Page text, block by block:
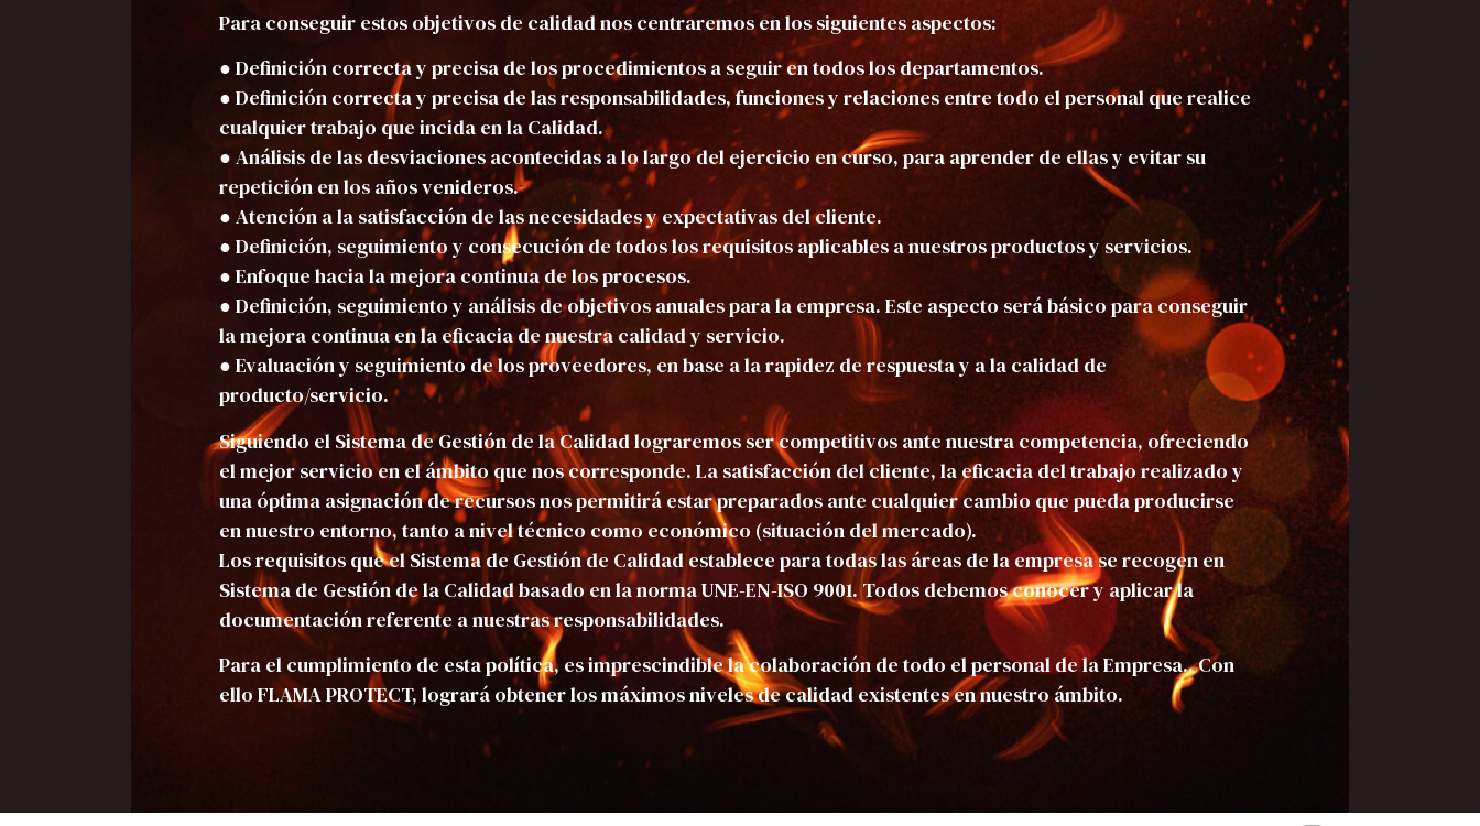
Para conseguir estos objetivos de calidad nos centraremos en los siguientes aspectos:
● Definición correcta y precisa de los procedimientos a seguir en todos los departamentos.
● Definición correcta y precisa de las responsabilidades, funciones y relaciones entre todo el personal que realice
cualquier trabajo que incida en la Calidad.
● Análisis de las desviaciones acontecidas a lo largo del ejercicio en curso, para aprender de ellas y evitar su
repetición en los años venideros.
● Atención a la satisfacción de las necesidades y expectativas del cliente.
● Definición, seguimiento y consecución de todos los requisitos aplicables a nuestros productos y servicios.
● Enfoque hacia la mejora continua de los procesos.
● Definición, seguimiento y análisis de objetivos anuales para la empresa. Este aspecto será básico para conseguir
la mejora continua en la eficacia de nuestra calidad y servicio.
● Evaluación y seguimiento de los proveedores, en base a la rapidez de respuesta y a la calidad de
producto/servicio.
Siguiendo el Sistema de Gestión de la Calidad lograremos ser competitivos ante nuestra competencia, ofreciendo
el mejor servicio en el ámbito que nos corresponde. La satisfacción del cliente, la eficacia del trabajo realizado y
una óptima asignación de recursos nos permitirá estar preparados ante cualquier cambio que pueda producirse
en nuestro entorno, tanto a nivel técnico como económico (situación del mercado).
Los requisitos que el Sistema de Gestión de Calidad establece para todas las áreas de la empresa se recogen en
Sistema de Gestión de la Calidad basado en la norma UNE-EN-ISO 9001. Todos debemos conocer y aplicar la
documentación referente a nuestras responsabilidades.
Para el cumplimiento de esta política, es imprescindible la colaboración de todo el personal de la Empresa.. Con
ello FLAMA PROTECT, logrará obtener los máximos niveles de calidad existentes en nuestro ámbito.